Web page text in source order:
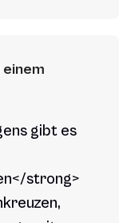
gibt es
strong>